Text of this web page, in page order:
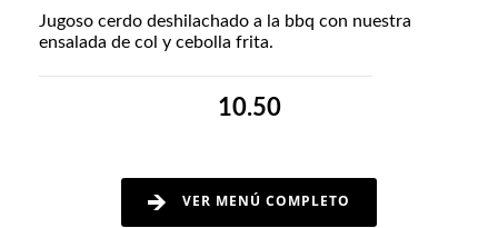
Jugoso cerdo deshilachado a la bbq con nuestra
ensalada de col y cebolla frita.
10.50
VER MENÚ COMPLETO